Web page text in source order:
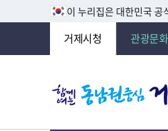
이 누리집은 대한민국
거제시청 관광문화